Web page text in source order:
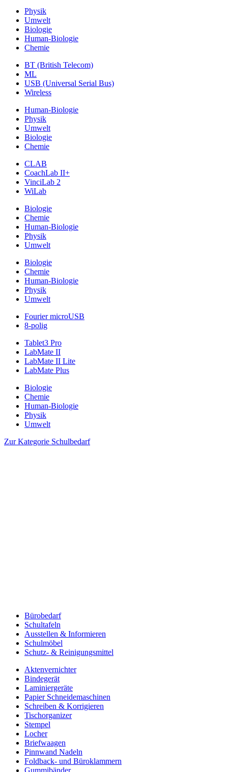
Physik
Umwelt
Biologie
Human-Biologie
Chemie
BT (British Telecom)
ML
USB (Universal Serial Bus)
Wireless
Human-Biologie
Physik
Umwelt
Biologie
Chemie
CLAB
CoachLab II+
VinciLab 2
WiLab
Biologie
Chemie
Human-Biologie
Physik
Umwelt
Biologie
Chemie
Human-Biologie
Physik
Umwelt
Fourier microUSB
8-polig
Tablet3 Pro
LabMate II
LabMate II Lite
LabMate Plus
Biologie
Chemie
Human-Biologie
Physik
Umwelt
Zur Kategorie Schulbedarf
Bürobedarf
Schultafeln
Ausstellen & Informieren
Schulmöbel
Schutz- & Reinigungsmittel
Aktenvernichter
Bindegerät
Laminiergeräte
Papier Schneidemaschinen
Schreiben & Korrigieren
Tischorganizer
Stempel
Locher
Briefwaagen
Pinnwand Nadeln
Foldback- und Büroklammern
Gummibänder